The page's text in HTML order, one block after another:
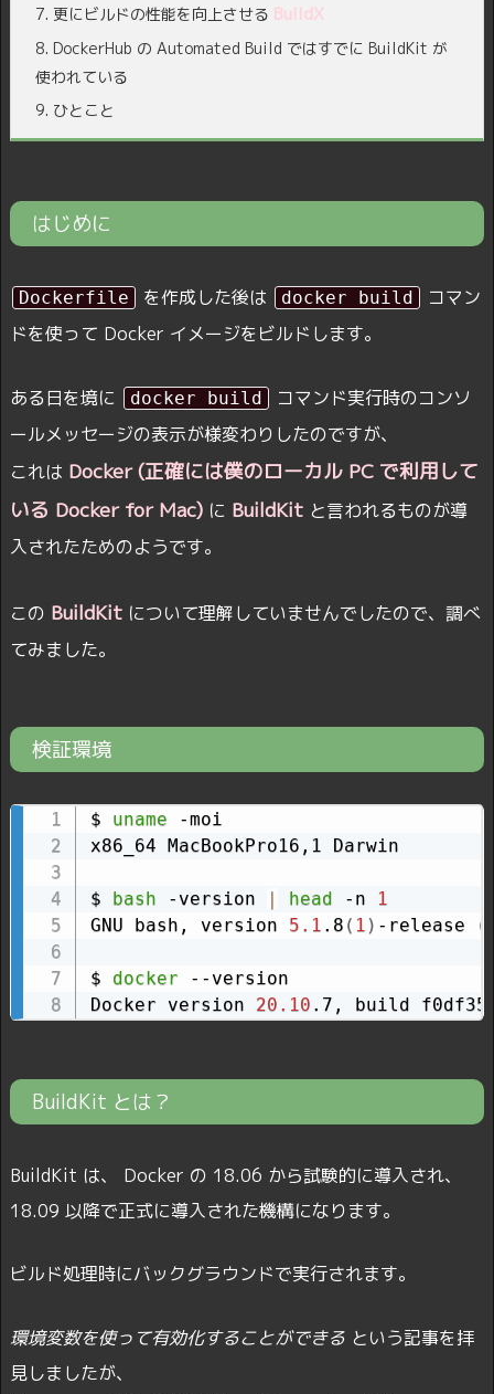
7. 更にビルドの性能を向上させる BuildX
8. DockerHub の Automated Build ではすでに BuildKit が
使われている
9. ひとこと
はじめに
Dockerfile を作成した後は docker build
コマン
ドを使って Docker イメージをビルドします。
ある日を境に docker build
コマンド実行時のコンソ
ールメッセージの表示が様変わりしたのですが、
これは Docker (正確には僕のローカル PC で利用して
いる Docker for Mac) に BuildKit と言われるものが導
入されたためのようです。
この BuildKit について理解していませんでしたので、調べ
てみました。
検証環境
$ uname -moi
x86_64 MacBookPro16,1 Darwin
$ bash -version | head -n
1
GNU bash, version 5.1 .8 ( 1 ) -release (
$ docker --version
Docker version 20.10 .7, build
BuildKit とは？
BuildKit は、 Docker の 18.06 から試験的に導入され、
18.09 以降で正式に導入された機構になります。
ビルド処理時にバックグラウンドで実行されます。
環境変数を使って有効化することができる という記事を拝
見しましたが、